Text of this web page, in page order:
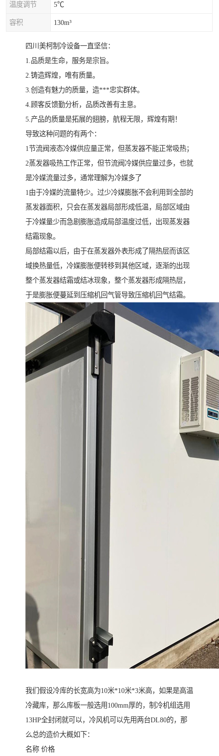
温度调节 5℃
容积 130m³
四川美柯制冷设备一直坚信：
1.品质是生命，服务是宗旨。
2.铸造辉煌，唯有质量。
3.创造有魅力的质量，造***忠实群体。
4.顾客反馈勤分析，品质改善有主意。
5.产品的质量是拓展的翅膀，航程无限，辉煌有期！
导致这种问题的有两个：
1节流阀液态冷媒供应量正常，但蒸发器不能正常吸热；
2蒸发器吸热工作正常，但节流阀冷媒供应量过多，也就
是冷媒流量过多，通常理解为冷媒多了
1由于冷媒的流量特少。过少冷媒膨胀不会利用到全部的
蒸发器面积，只会在蒸发器局部形成低温，局部区域由
于冷媒量少而急剧膨胀造成局部温度过低，出现蒸发器
结霜现象。
局部结霜以后，由于在蒸发器外表形成了隔热层而该区
域换热量低，冷媒膨胀便转移到其他区域，逐渐的出现
整个蒸发器结霜或结冰现象，整个蒸发器形成隔热层，
于是膨胀便蔓延到压缩机回气管导致压缩机回气结霜。
我们假设冷库的长宽高为10米*10米*3米高，如果是高温
冷藏库，那么库板一般选用100mm厚的，制冷机组选用
13HP全封闭就可以，冷风机可以先用两台DL80的，那
么总的造价大概如下：
名称 价格